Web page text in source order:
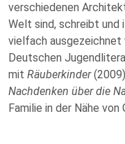
verschiedenen
Welt sind, schreibt und
vielfach ausgezeichnet
Deutschen
mit Räuberkinder
Nachdenken über die
Familie in der Nähe von